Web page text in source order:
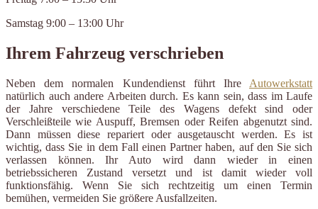
Samstag 9:00 – 13:00 Uhr
Ihrem Fahrzeug verschrieben
Neben dem normalen Kundendienst führt Ihre Autowerkstatt
natürlich auch andere Arbeiten durch. Es kann sein, dass im Laufe
der Jahre verschiedene Teile des Wagens defekt sind oder
Verschleißteile wie Auspuff, Bremsen oder Reifen abgenutzt sind.
Dann müssen diese repariert oder ausgetauscht werden. Es ist
wichtig, dass Sie in dem Fall einen Partner haben, auf den Sie sich
verlassen können. Ihr Auto wird dann wieder in einen
betriebssicheren Zustand versetzt und ist damit wieder voll
funktionsfähig. Wenn Sie sich rechtzeitig um einen Termin
bemühen, vermeiden Sie größere Ausfallzeiten.